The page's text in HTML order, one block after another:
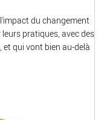
du changement
pratiques, avec des
qui vont bien au-delà